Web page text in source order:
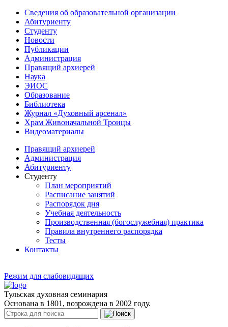
Сведения об образовательной организации
Абитуриенту
Студенту
Новости
Публикации
Администрация
Правящий архиерей
Наука
ЭИОС
Образование
Библиотека
Журнал «Духовный арсенал»
Храм Живоначальной Троицы
Видеоматериалы
Правящий архиерей
Администрация
Абитуриенту
Студенту
План мероприятий
Расписание занятий
Распорядок дня
Учебная деятельность
Производственная (богослужебная) практика
Правила внутреннего распорядка
Тесты
Контакты
Режим для слабовидящих
Тульская духовная семинария
Основана в 1801, возрождена в 2002 году.